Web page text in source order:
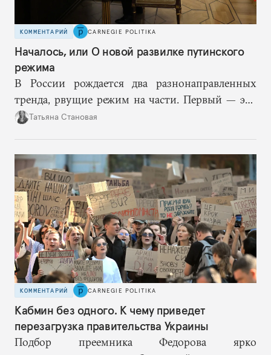
КОММЕНТАРИЙ CARNEGIE POLITIKA
Началось, или О новой развилке путинского
режима
В России рождается два разнонаправленных
тренда, рвущие режим на части. Первый — это
путинская логика войны, где эскалация влечет за
возможностей, на компетентность в принятии
решений и адекватное целеполагание.
Татьяна Становая
КОММЕНТАРИЙ CARNEGIE POLITIKA
Кабмин без одного. К чему приведет
перезагрузка правительства Украины
Подбор преемника Федорова ярко